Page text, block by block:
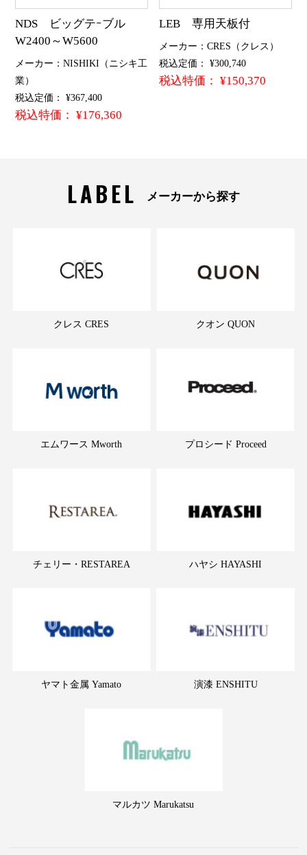
NDS ビッグテｰブル
W2400～W5600
メーカー：NISHIKI（ニシキ工
業）
税込定価： ¥367,400
税込特価： ¥176,360
LEB 専用天板付
メーカー：CRES（クレス）
税込定価： ¥300,740
税込特価： ¥150,370
LABEL メーカーから探す
クレス CRES クオン QUON
エムワース Mworth プロシード Proceed
チェリー・RESTAREA ハヤシ HAYASHI
ヤマト金属 Yamato 演漆 ENSHITU
マルカツ Marukatsu